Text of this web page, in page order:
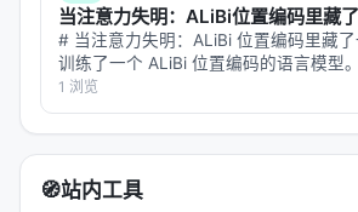
与本 Awesome List 的关联
该条目适合归入本 Awesome List 对
主题 Survey、开源框架及工业案例
补文献。
当注意力失明：ALiBi位置编码里藏
# 当注意力失明：ALiBi 位置编码里藏
训练了一个 ALiBi 位置编码的语言模型
8K，训练 loss 正常，标准基准测试分数
切 OK。 但你的模型在"大海捞针"（
1 浏览
🧭站内工具